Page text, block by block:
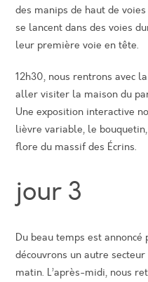
des manips de haut de
se lancent dans des voies
leur première voie en tête.
12h30, nous rentrons avec
aller visiter la maison du
Une exposition interactive
lièvre variable, le
flore du massif des Écrins.
jour 3
Du beau temps est annoncé
découvrons un autre
matin. L’après-midi, nous